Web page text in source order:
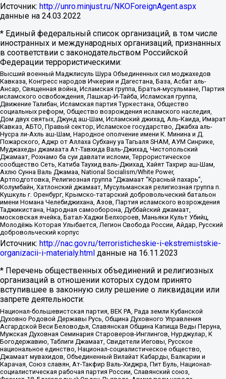
Источник: http://unro.minjust.ru/NKOForeignAgent.aspx
данные на 24.03.2022
* Единый федеральный список организаций, в том числе
иностранных и международных организаций, признанных
в соответствии с законодательством Российской
Федерации террористическими:
Высший военный Маджлисуль Шура Объединенных сил моджахедов
Кавказа, Конгресс народов Ичкерии и Дагестана, База, Асбат аль-
Ансар, Священная война, Исламская группа, Братья-мусульмане, Партия
исламского освобождения, Лашкар-И-Тайба, Исламская группа,
Движение Талибан, Исламская партия Туркестана, Общество
социальных реформ, Общество возрождения исламского наследия,
Дом двух святых, Джунд аш-Шам, Исламский джихад, Аль-Каида, Имарат
Кавказ, АБТО, Правый сектор, Исламское государство, Джабха аль-
Нусра ли-Ахль аш-Шам, Народное ополчение имени К. Минина и Д.
Пожарского, Аджр от Аллаха Субхану уа Тагьаля SHAM, АУМ Синрике,
Муджахеды джамаата Ат-Тавхида Валь-Джихад, Чистопольский
Джамаат, Рохнамо ба суи давлати исломи, Террористическое
сообщество Сеть, Катиба Таухид валь-Джихад, Хайят Тахрир аш-Шам,
Ахлю Сунна Валь Джамаа, National Socialism/White Power,
Артподготовка, Религиозная группа “Джамаат “Красный пахарь”,
Колумбайн, Хатлонский джамаат, Мусульманская религиозная группа п.
Кушкуль г. Оренбург, Крымско-татарский добровольческий батальон
имени Номана Челебиджихана, Азов, Партия исламского возрождения
Таджикистана, Народная самооборона, Дуббайский джамаат,
московская ячейка, Батал-Хаджи Белхороев, Маньяки Культ Убийц,
Молодёжь Которая Улыбается, Легион Свобода России, Айдар, Русский
добровольческий корпус
Источник: http://nac.gov.ru/terroristicheskie-i-ekstremistskie-
organizacii-i-materialy.html данные на 16.11.2023
* Перечень общественных объединений и религиозных
организаций в отношении которых судом принято
вступившее в законную силу решение о ликвидации или
запрете деятельности:
Национал-большевистская партия, ВЕК РА, Рада земли Кубанской
Духовно Родовой Державы Русь, Община Духовного Управления
Асгардской Веси Беловодья, Славянская Община Капища Веды Перуна,
Мужская Духовная Семинария Староверов-Инглингов, Нурджулар, К
Богодержавию, Таблиги Джамаат, Свидетели Иеговы, Русское
национальное единство, Национал-социалистическое общество,
Джамаат мувахидов, Объединенный Вилайат Кабарды, Балкарии и
Карачая, Союз славян, Ат-Такфир Валь-Хиджра, Пит Буль, Национал-
социалистическая рабочая партия России, Славянский союз,